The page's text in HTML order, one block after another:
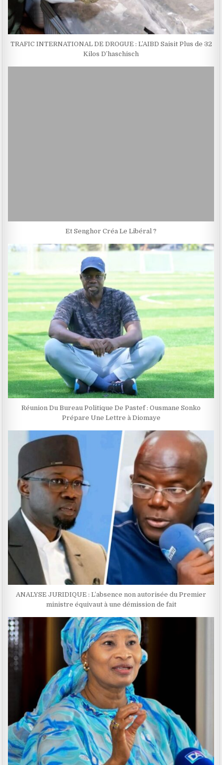
TRAFIC INTERNATIONAL DE DROGUE : L’AIBD Saisit Plus de 32
Kilos D’haschisch
Et Senghor Créa Le Libéral ?
Réunion Du Bureau Politique De Pastef : Ousmane Sonko
Prépare Une Lettre à Diomaye
ANALYSE JURIDIQUE : L’absence non autorisée du Premier
ministre équivaut à une démission de fait